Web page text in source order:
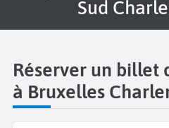
Sud
Réserver un billet
à Bruxelles